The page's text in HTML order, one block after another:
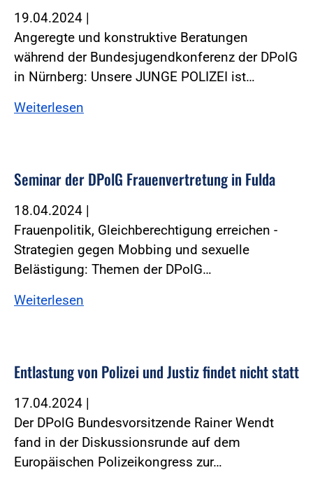
19.04.2024 |
Angeregte und konstruktive Beratungen
während der Bundesjugendkonferenz der DPolG
in Nürnberg: Unsere JUNGE POLIZEI ist…
Weiterlesen
Seminar der DPolG Frauenvertretung in Fulda
18.04.2024 |
Frauenpolitik, Gleichberechtigung erreichen -
Strategien gegen Mobbing und sexuelle
Belästigung: Themen der DPolG…
Weiterlesen
Entlastung von Polizei und Justiz findet nicht statt
17.04.2024 |
Der DPolG Bundesvorsitzende Rainer Wendt
fand in der Diskussionsrunde auf dem
Europäischen Polizeikongress zur…